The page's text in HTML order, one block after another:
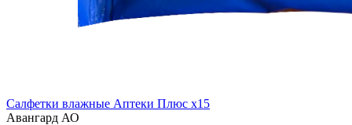
Салфетки влажные Аптеки Плюс x15
Авангард АО